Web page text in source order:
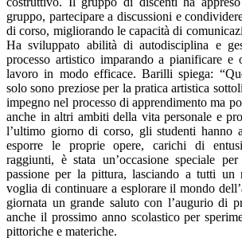
gruppo, partecipare a discussioni e
di corso, migliorando le capacità di
Ha sviluppato abilità di autodisciplina e
processo artistico imparando a pianificare e
lavoro in modo efficace. Barilli spiega:
solo sono preziose per la pratica artistica
impegno nel processo di apprendimento ma
anche in altri ambiti della vita personale e
l’ultimo giorno di corso, gli studenti hanno
esporre le proprie opere, carichi di
raggiunti, è stata un’occasione speciale
passione per la pittura, lasciando a tutti un
voglia di continuare a esplorare il mondo
giornata un grande saluto con l’augurio di
anche il prossimo anno scolastico per
pittoriche e materiche.